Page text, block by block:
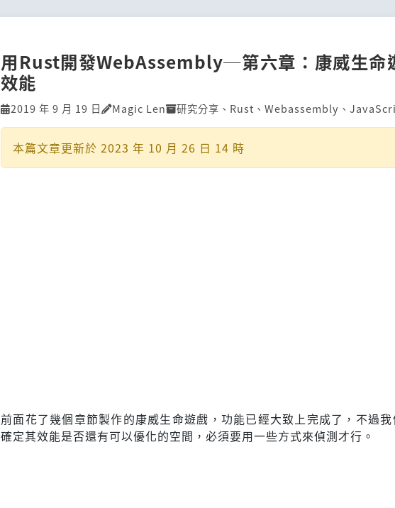
用Rust開發Web­Assembly─第六章：康威生命
效能
2019 年 9 月 19 日 Magic Len 研究分享 、 Rust 、 Webassembly 、
本篇文章更新於 2023 年 10 月 26 日 14 時
前面花了幾個章節製作的康威生命遊戲，功能已經大致上完成了，不過我
確定其效能是否還有可以優化的空間，必須要用一些方式來偵測才行。